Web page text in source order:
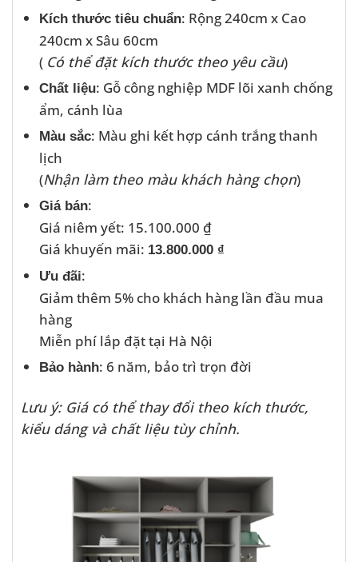
Kích thước tiêu chuẩn: Rộng 240cm x Cao
240cm x Sâu 60cm
( Có thể đặt kích thước theo yêu cầu)
Chất liệu: Gỗ công nghiệp MDF lõi xanh chống
ẩm, cánh lùa
Màu sắc: Màu ghi kết hợp cánh trắng thanh
lịch
(Nhận làm theo màu khách hàng chọn)
Giá bán:
Giá niêm yết: 15.100.000 ₫
Giá khuyến mãi: 13.800.000 ₫
Ưu đãi:
Giảm thêm 5% cho khách hàng lần đầu mua
hàng
Miễn phí lắp đặt tại Hà Nội
Bảo hành: 6 năm, bảo trì trọn đời
Lưu ý: Giá có thể thay đổi theo kích thước,
kiểu dáng và chất liệu tùy chỉnh.